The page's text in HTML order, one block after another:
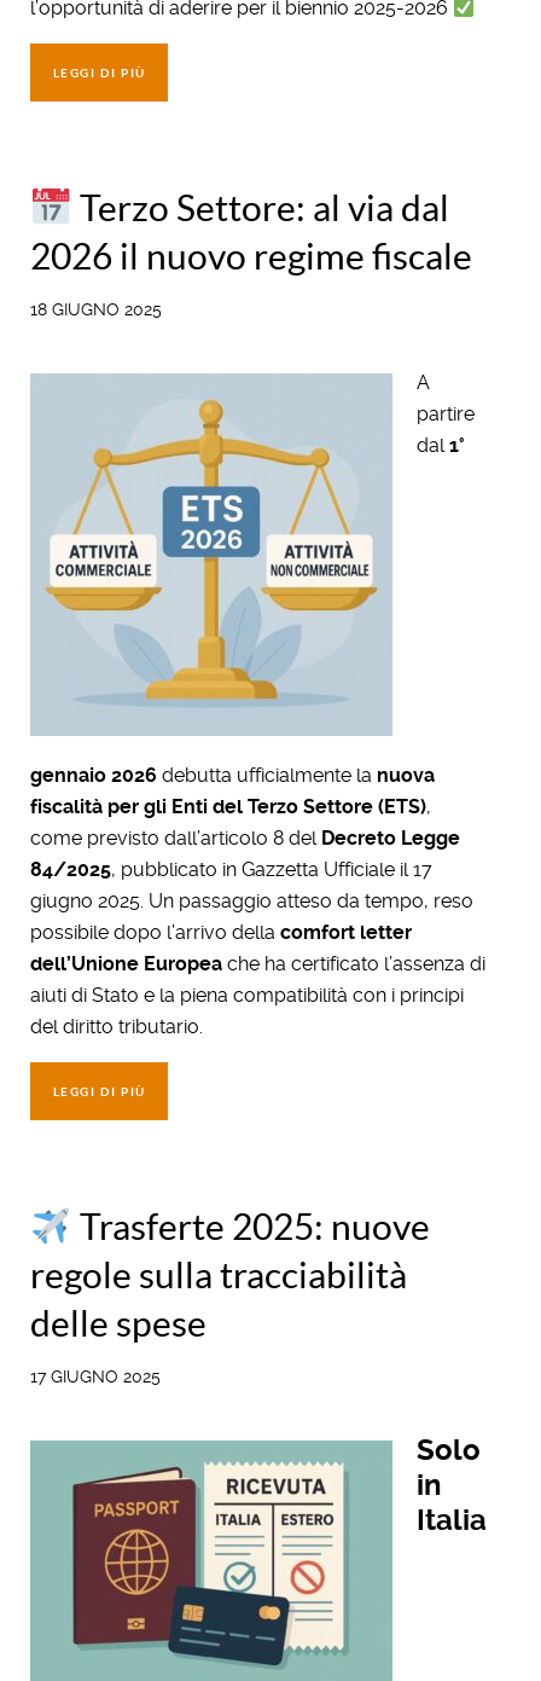
l’opportunità di aderire per il biennio 2025-2026
LEGGI DI PIÙ
Terzo Settore: al via dal
2026 il nuovo regime fiscale
18 GIUGNO 2025
A
partire
dal1°
gennaio 2026 debutta ufficialmente la nuova
fiscalità per gli Enti del Terzo Settore (ETS),
come previsto dall’articolo 8 del Decreto Legge
84/2025, pubblicato in Gazzetta Ufficiale il 17
giugno 2025. Un passaggio atteso da tempo, reso
possibile dopo l’arrivo della comfort letter
dell’Unione Europea che ha certificato l’assenza di
aiuti di Stato e la piena compatibilità con i principi
del diritto tributario.
LEGGI DI PIÙ
Trasferte 2025: nuove
regole sulla tracciabilità
delle spese
17 GIUGNO 2025
Solo
in
Italia